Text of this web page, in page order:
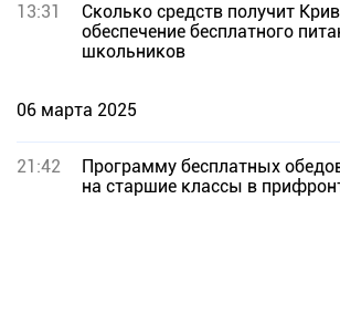
13:31
Сколько средств получит
обеспечение бесплатного
школьников
06 марта 2025
21:42
Программу бесплатных
на старшие классы в